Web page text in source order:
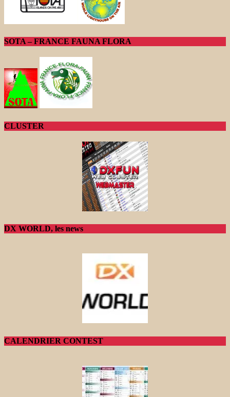
SOTA – FRANCE FAUNA FLORA
CLUSTER
DX WORLD, les news
CALENDRIER CONTEST